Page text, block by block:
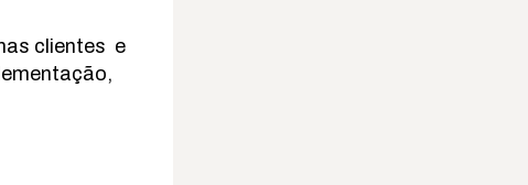
clientes e